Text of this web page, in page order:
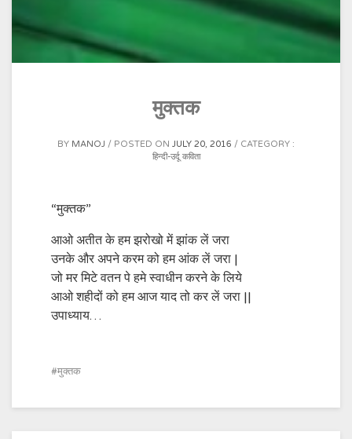
मुक्तक
BY MANOJ POSTED ON JULY 20, 2016
CATEGORY :
हिन्दी-उर्दू कविता
“मुक्तक”
आओ अतीत के हम झरोखो में झांक लें जरा
उनके और अपने करम को हम आंक लें जरा |
जो मर मिटे वतन पे हमे स्वाधीन करने के लिये
आओ शहीदों को हम आज याद तो कर लें जरा ||
उपाध्याय…
मुक्तक